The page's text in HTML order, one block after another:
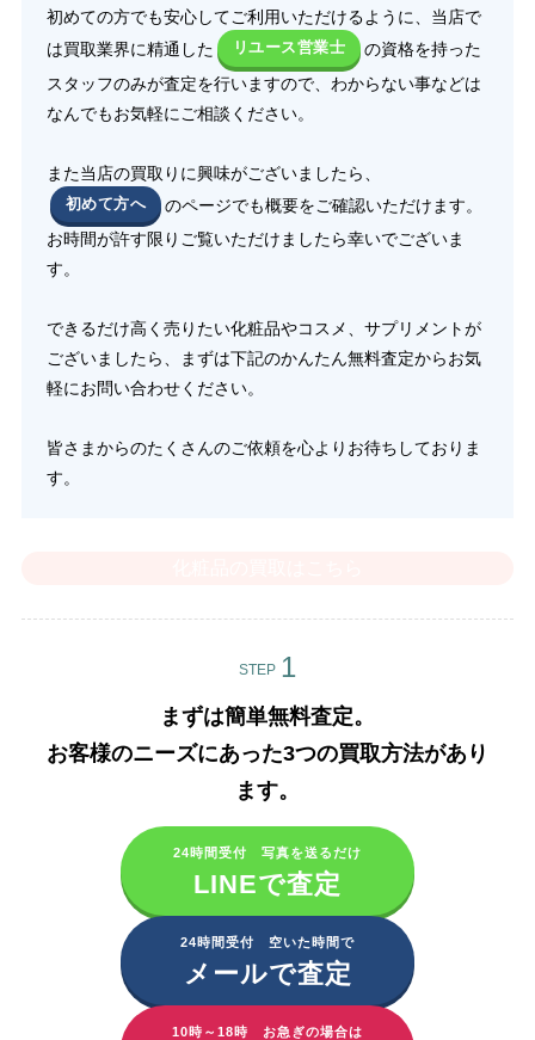
初めての方でも安心してご利用いただけるように、当店で
は買取業界に精通した
リユース営業士
の資格を持った
スタッフのみが査定を行いますので、わからない事などは
なんでもお気軽にご相談ください。
また当店の買取りに興味がございましたら、
初めて方へ
のページでも概要をご確認いただけます。
お時間が許す限りご覧いただけましたら幸いでございま
す。
できるだけ高く売りたい化粧品やコスメ、サプリメントが
ございましたら、まずは下記のかんたん無料査定からお気
軽にお問い合わせください。
皆さまからのたくさんのご依頼を心よりお待ちしておりま
す。
STEP
まずは簡単無料査定。
お客様のニーズにあった3つの買取方法があり
ます。​
24時間受付 写真を送るだけ
LINEで査定
24時間受付 空いた時間で
メールで査定
10時～18時 お急ぎの場合は